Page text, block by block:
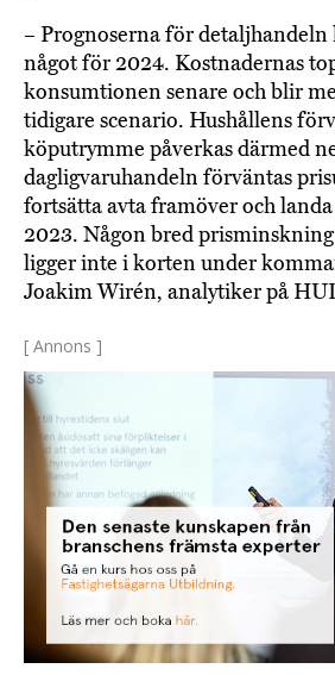
– Prognoserna för detaljhandeln
något för 2024. Kostnadernas
konsumtionen senare och blir
tidigare scenario. Hushållens
köputrymme påverkas därmed
dagligvaruhandeln förväntas
fortsätta avta framöver och
2023. Någon bred
ligger inte i korten under
Joakim Wirén, analytiker på HUI
[ Annons ]